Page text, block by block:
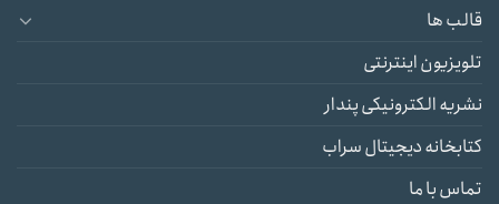
قالب ها
تلویزیون اینترنتی
نشریه الکترونیکی پندار
کتابخانه دیجیتال سراب
تماس با ما